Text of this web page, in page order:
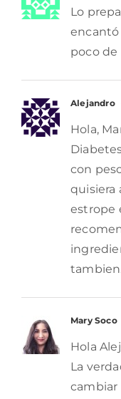
Lo
encantó
poco
Alejandro
Hola,
con
quisiera
estrope
Mary Soco
Hola
La
cambiar